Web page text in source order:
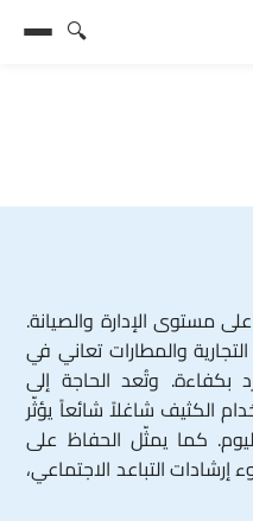
🔍
مستوى الإدارة والصيانة.
والمطارات تعاني في
بكفاءة. وتُعد الحاجة إلى
الكثيف شاغلاً شائعاً يؤثّر
كما يمثّل الحفاظ على
التباعد الاجتماعي،